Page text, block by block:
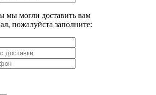
мы могли доставить вам
пожалуйста заполните: